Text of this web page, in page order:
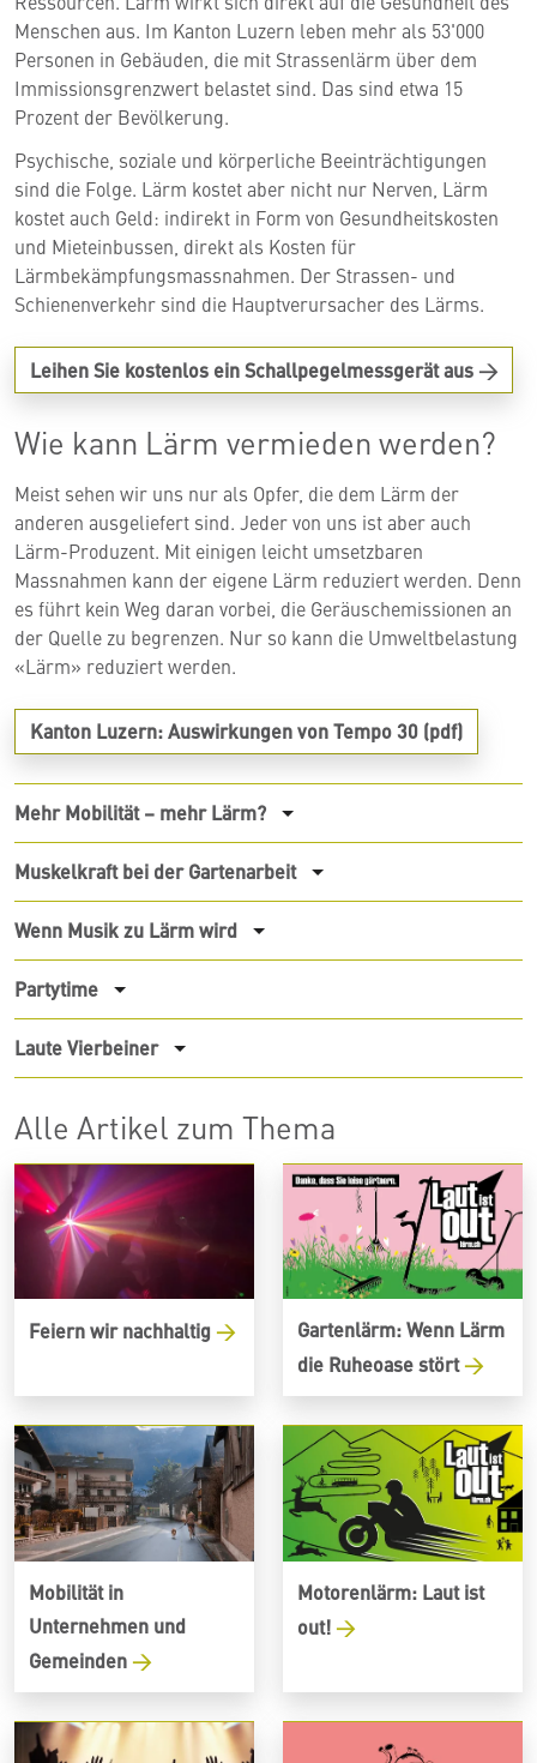
Menschen aus. Im Kanton Luzern leben mehr als 53'000
Personen in Gebäuden, die mit Strassenlärm über dem
Immissionsgrenzwert belastet sind. Das sind etwa 15
Prozent der Bevölkerung.
Psychische, soziale und körperliche Beeinträchtigungen
sind die Folge. Lärm kostet aber nicht nur Nerven, Lärm
kostet auch Geld: indirekt in Form von Gesundheitskosten
und Mieteinbussen, direkt als Kosten für
Lärmbekämpfungsmassnahmen. Der Strassen- und
Schienenverkehr sind die Hauptverursacher des Lärms.
Leihen Sie kostenlos ein Schallpegelmessgerät aus
Wie kann Lärm vermieden werden?
Meist sehen wir uns nur als Opfer, die dem Lärm der
anderen ausgeliefert sind. Jeder von uns ist aber auch
Lärm-Produzent. Mit einigen leicht umsetzbaren
Massnahmen kann der eigene Lärm reduziert werden. Denn
es führt kein Weg daran vorbei, die Geräuschemissionen an
der Quelle zu begrenzen. Nur so kann die Umweltbelastung
«Lärm» reduziert werden.
Kanton Luzern: Auswirkungen von Tempo 30 (pdf)
Mehr Mobilität – mehr Lärm?
Muskelkraft bei der Gartenarbeit
Wenn Musik zu Lärm wird
Partytime
Laute Vierbeiner
Alle Artikel zum Thema
Feiern wir nachhaltig
Gartenlärm: Wenn Lärm
die Ruheoase stört
Mobilität in
Unternehmen und
Gemeinden
Motorenlärm: Laut ist
out!